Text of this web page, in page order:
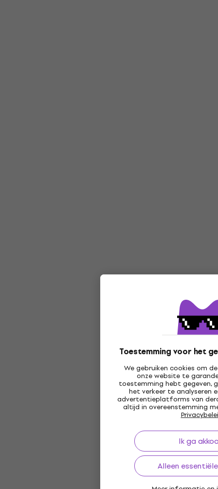
Toestemming voor het
We gebruiken cookies om
onze website te
toestemming hebt gegeven,
het verkeer te analyseren
advertentieplatforms van
altijd in overeenstemming
Ik ga
Alleen